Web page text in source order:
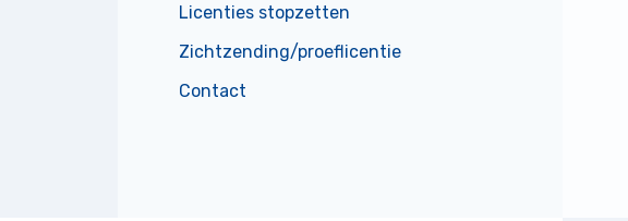
Licenties stopzetten
Zichtzending/proeflicentie
Contact